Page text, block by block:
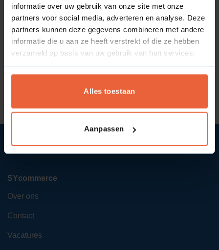
informatie over uw gebruik van onze site met onze
partners voor social media, adverteren en analyse. Deze
partners kunnen deze gegevens combineren met andere
informatie die u aan ze heeft verstrekt of die ze hebben
verzameld op basis van uw gebruik van hun services.
Alles toestaan
Aanpassen
Wat is de scope van een
Wat is een script?
SYcommerce
Over ons
Contact
Vacatures